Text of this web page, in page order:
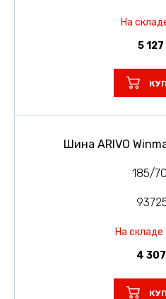
На
5 127
Шина ARIVO
185/
На складе
4 307